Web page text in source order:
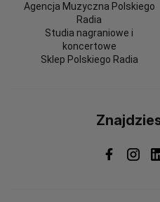
Agencja Muzyczna Polskiego
Radia
Studia nagraniowe i
koncertowe
Sklep Polskiego Radia